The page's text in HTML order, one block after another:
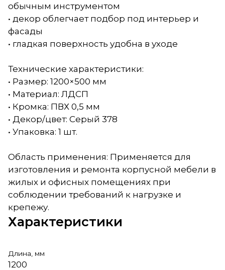
обычным инструментом
• декор облегчает подбор под интерьер и
фасады
• гладкая поверхность удобна в уходе
Технические характеристики:
• Размер: 1200×500 мм
• Материал: ЛДСП
• Кромка: ПВХ 0,5 мм
• Декор/цвет: Серый 378
• Упаковка: 1 шт.
Область применения: Применяется для
изготовления и ремонта корпусной мебели в
жилых и офисных помещениях при
соблюдении требований к нагрузке и
крепежу.
Характеристики
Длина, мм
1200